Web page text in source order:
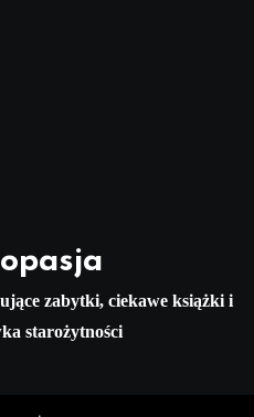
zabytki, ciekawe książki i
starożytności